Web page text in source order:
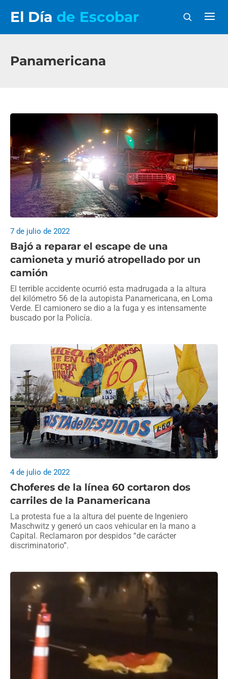
El Día de Escobar
Panamericana
Bajó a reparar el escape de una
camioneta y murió atropellado por un
camión
7 de julio de 2022
El terrible accidente ocurrió esta madrugada a la altura
del kilómetro 56 de la autopista Panamericana, en Loma
Verde. El camionero se dio a la fuga y es intensamente
buscado por la Policía.
Choferes de la línea 60 cortaron dos
carriles de la Panamericana
4 de julio de 2022
La protesta fue a la altura del puente de Ingeniero
Maschwitz y generó un caos vehicular en la mano a
Capital. Reclamaron por despidos “de carácter
discriminatorio”.